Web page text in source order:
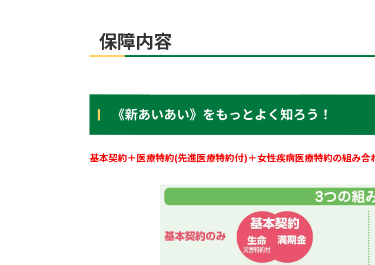
保障内容
《新あいあい》をもっとよく知ろう！
基本契約＋医療特約(先進医療特約付)＋女性疾病医療特約の組み合